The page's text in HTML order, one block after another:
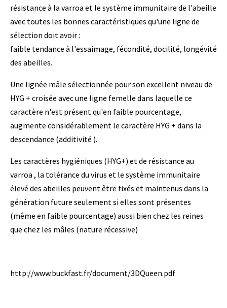
résistance à la varroa et le système immunitaire de l'abeille
avec toutes les bonnes caractéristiques qu'une ligne de
sélection doit avoir :
faible tendance à l'essaimage, fécondité, docilité, longévité
des abeilles.
Une lignée mâle sélectionnée pour son excellent niveau de
HYG + croisée avec une ligne femelle dans laquelle ce
caractère n'est présent qu'en faible pourcentage,
augmente considérablement le caractère HYG + dans la
descendance (additivité ).
Les caractères hygiéniques (HYG+) et de résistance au
varroa , la tolérance du virus et le système immunitaire
élevé des abeilles peuvent être fixés et maintenus dans la
génération future seulement si elles sont présentes
(même en faible pourcentage) aussi bien chez les reines
que chez les mâles (nature récessive)
http://www.buckfast.fr/document/3DQueen.pdf